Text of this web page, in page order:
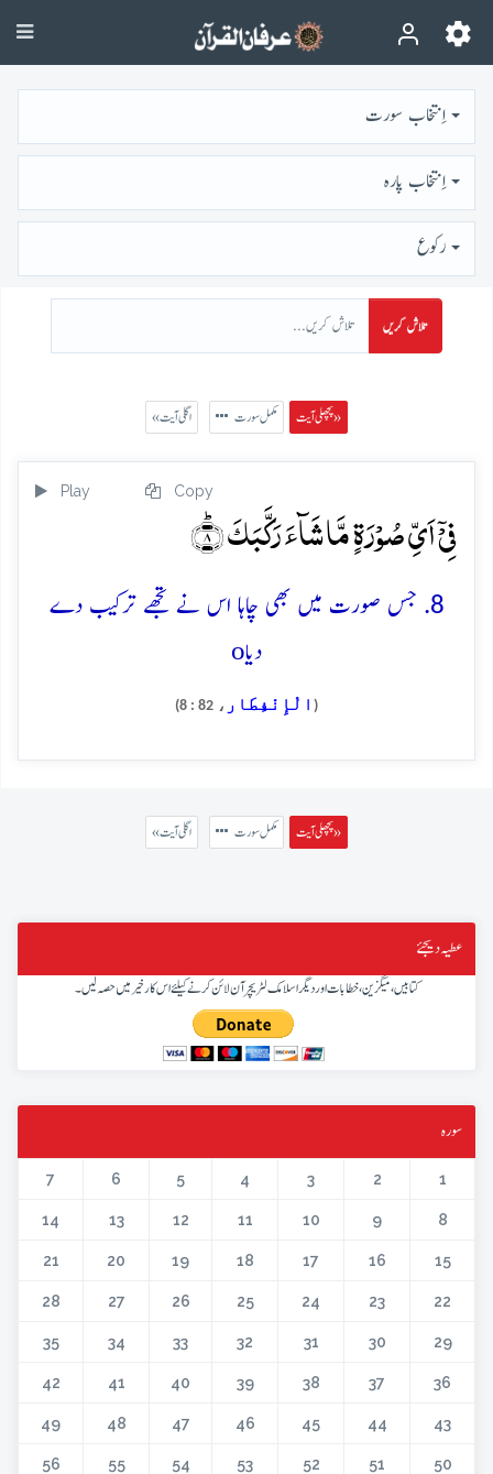
اِنتخاب سورت
اِنتخاب پارہ
رُكوع
تلاش کریں
پچھلی آیت » مکمل سورت « اگلی آیت
Play Copy
فِیۡۤ اَیِّ صُوۡرَۃٍ مَّا شَآءَ رَکَّبَکَ ؕ﴿۸﴾
8. جس صورت میں بھی چاہا اس نے تجھے ترکیب دے
دیاo
( الْإِنْفِطَار ، 82 : 8)
پچھلی آیت » مکمل سورت « اگلی آیت
عطیہ دیجئے
کتابیں، میگزین، خطابات اور دیگر اسلامک لٹریچر آن لائن کرنے کیلئے اس کار خیر میں حصہ لیں۔
سورہ
1
2
3
4
5
6
7
8
9
10
11
12
13
14
15
16
17
18
19
20
21
22
23
24
25
26
27
28
29
30
31
32
33
34
35
36
37
38
39
40
41
42
43
44
45
46
47
48
49
50
51
52
53
54
55
56